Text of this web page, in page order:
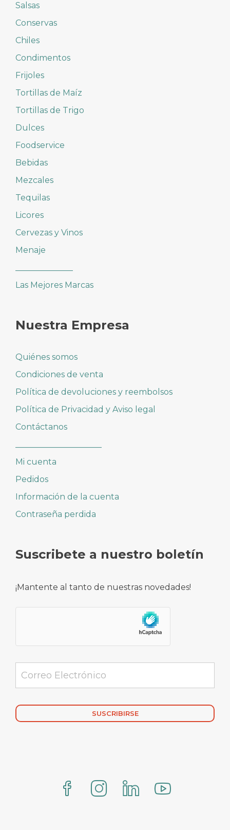
Salsas
Conservas
Chiles
Condimentos
Frijoles
Tortillas de Maíz
Tortillas de Trigo
Dulces
Foodservice
Bebidas
Mezcales
Tequilas
Licores
Cervezas y Vinos
Menaje
Las Mejores Marcas
Nuestra Empresa
Quiénes somos
Condiciones de venta
Política de devoluciones y reembolsos
Política de Privacidad y Aviso legal
Contáctanos
Mi cuenta
Pedidos
Información de la cuenta
Contraseña perdida
Suscribete a nuestro boletín
¡Mantente al tanto de nuestras novedades!